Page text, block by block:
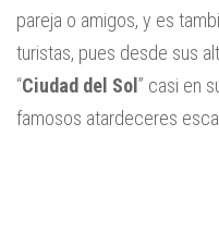
pareja o amigos, y es
turistas, pues desde sus
“Ciudad del Sol” casi en
famosos atardeceres